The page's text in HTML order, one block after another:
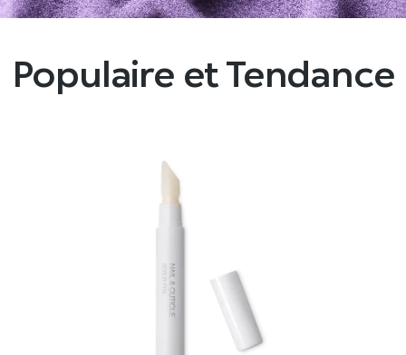
Populaire et Tendance